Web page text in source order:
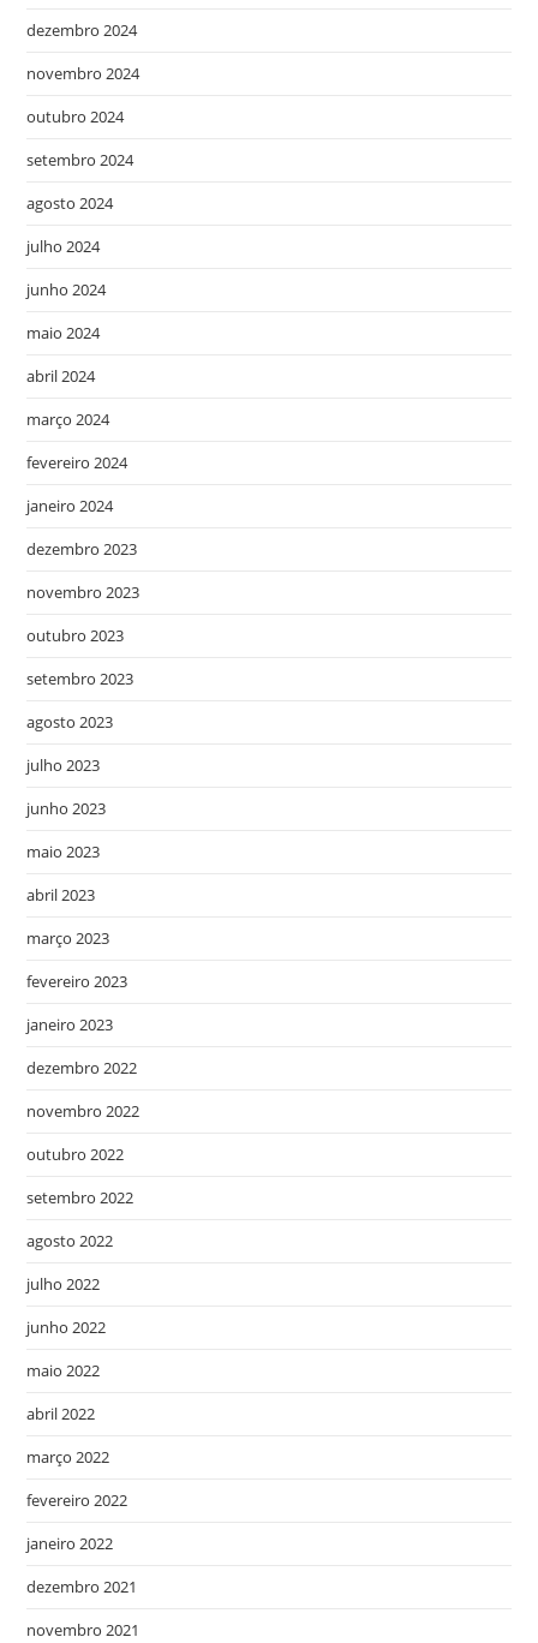
dezembro 2024
novembro 2024
outubro 2024
setembro 2024
agosto 2024
julho 2024
junho 2024
maio 2024
abril 2024
março 2024
fevereiro 2024
janeiro 2024
dezembro 2023
novembro 2023
outubro 2023
setembro 2023
agosto 2023
julho 2023
junho 2023
maio 2023
abril 2023
março 2023
fevereiro 2023
janeiro 2023
dezembro 2022
novembro 2022
outubro 2022
setembro 2022
agosto 2022
julho 2022
junho 2022
maio 2022
abril 2022
março 2022
fevereiro 2022
janeiro 2022
dezembro 2021
novembro 2021